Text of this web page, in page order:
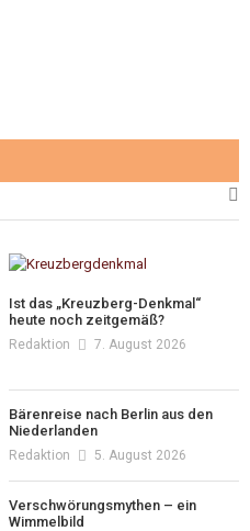
Ist das „Kreuzberg-Denkmal“
heute noch zeitgemäß?
Redaktion 7. August 2026
Bärenreise nach Berlin aus den
Niederlanden
Redaktion 5. August 2026
Verschwörungsmythen – ein
Wimmelbild